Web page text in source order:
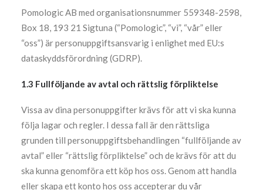
Pomologic AB med organisationsnummer 559348-2598,
Box 18, 193 21 Sigtuna (“Pomologic”, “vi”, “vår” eller
“oss”) är personuppgiftsansvarig i enlighet med EU:s
dataskyddsförordning (GDRP).
1.3 Fullföljande av avtal och rättslig förpliktelse
Vissa av dina personuppgifter krävs för att vi ska kunna
följa lagar och regler. I dessa fall är den rättsliga
grunden till personuppgiftsbehandlingen “fullföljande av
avtal” eller “rättslig förpliktelse” och de krävs för att du
ska kunna genomföra ett köp hos oss. Genom att handla
eller skapa ett konto hos oss accepterar du vår